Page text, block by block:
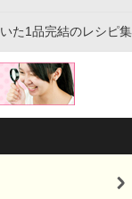
た1品完結のレシピ集